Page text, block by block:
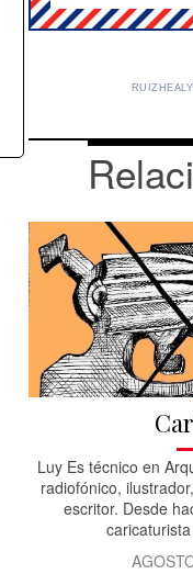
Luy Es técnico en
radiofónico,
escritor. Desde